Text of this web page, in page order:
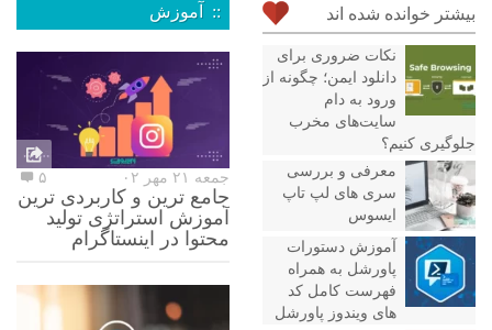
بیشتر خوانده شده اند
نکات ضروری برای
دانلود ایمن؛ چگونه از
ورود به دام
سایت‌های مخرب
جلوگیری کنیم؟
معرفی و بررسی
سری های لپ تاپ
ایسوس
آموزش دستورات
پاورشل به همراه
فهرست کامل کد
های ویندوز پاورشل
:: آموزش
جمعه ۲۱ مهر ۰۲ ۵
جامع ترین و کاربردی ترین
آموزش استراتژی تولید
محتوا در اینستاگرام